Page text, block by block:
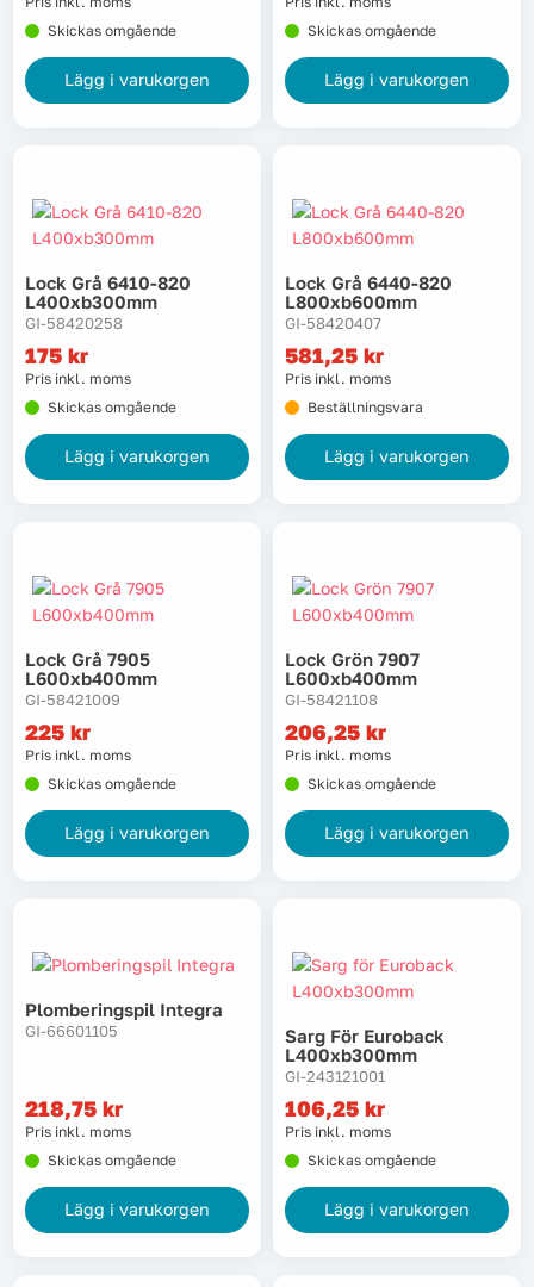
Skickas omgående
Lägg i varukorgen
Skickas omgående
Lägg i varukorgen
Lock Grå 6410-820
L400xb300mm
GI-58420258
175 kr
Pris inkl. moms
Skickas omgående
Lägg i varukorgen
Lock Grå 6440-820
L800xb600mm
GI-58420407
581,25 kr
Pris inkl. moms
Beställningsvara
Lägg i varukorgen
Lock Grå 7905
L600xb400mm
GI-58421009
225 kr
Pris inkl. moms
Skickas omgående
Lägg i varukorgen
Lock Grön 7907
L600xb400mm
GI-58421108
206,25 kr
Pris inkl. moms
Skickas omgående
Lägg i varukorgen
Plomberingspil Integra
GI-66601105
218,75 kr
Pris inkl. moms
Skickas omgående
Lägg i varukorgen
Sarg För Euroback
L400xb300mm
GI-243121001
106,25 kr
Pris inkl. moms
Skickas omgående
Lägg i varukorgen